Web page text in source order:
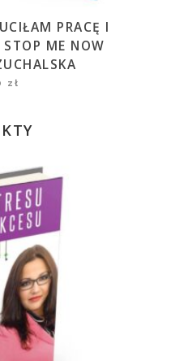
PRACĘ I
STOP ME NOW
zł